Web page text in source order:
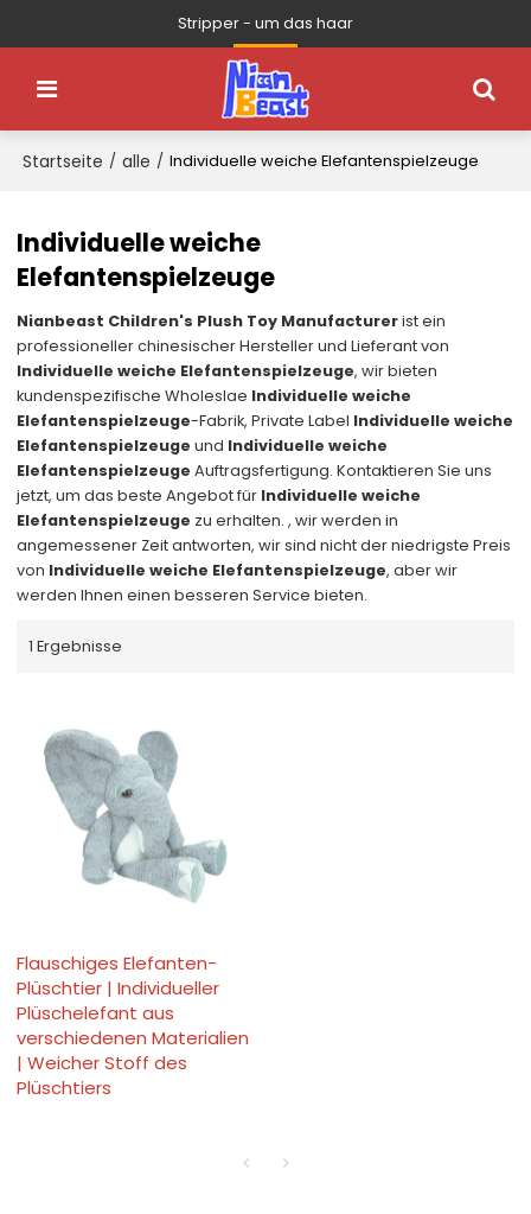
Stripper - um das haar
Startseite / alle / Individuelle weiche Elefantenspielzeuge
Individuelle weiche
Elefantenspielzeuge
Nianbeast Children's Plush Toy Manufacturerist ein
professioneller chinesischer Hersteller und Lieferant von
Individuelle weiche Elefantenspielzeuge, wir bieten
kundenspezifische Wholeslae Individuelle weiche
Elefantenspielzeuge-Fabrik, Private Label Individuelle weiche
Elefantenspielzeuge und Individuelle weiche
Elefantenspielzeuge Auftragsfertigung. Kontaktieren Sie uns
jetzt, um das beste Angebot für Individuelle weiche
Elefantenspielzeuge zu erhalten. , wir werden in
angemessener Zeit antworten, wir sind nicht der niedrigste Preis
von Individuelle weiche Elefantenspielzeuge, aber wir
werden Ihnen einen besseren Service bieten.
1 Ergebnisse
Flauschiges Elefanten-
Plüschtier | Individueller
Plüschelefant aus
verschiedenen Materialien
| Weicher Stoff des
Plüschtiers